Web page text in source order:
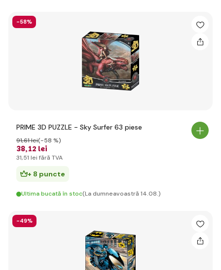
-58%
PRIME 3D PUZZLE - Sky Surfer 63 piese
38,12 lei
91,61 lei(-58 %)
31,51 lei fără TVA
+ 8 puncte
Ultima bucată în stoc(La dumneavoastră 14.08.)
-49%